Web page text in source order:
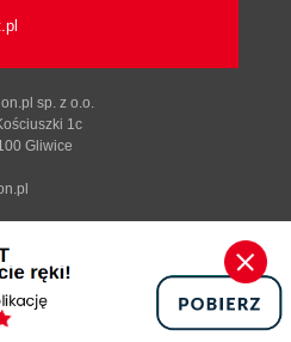
sp. z o.o.
1c
Gliwice
strony »